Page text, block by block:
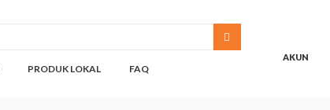
AKUN
PRODUK LOKAL FAQ